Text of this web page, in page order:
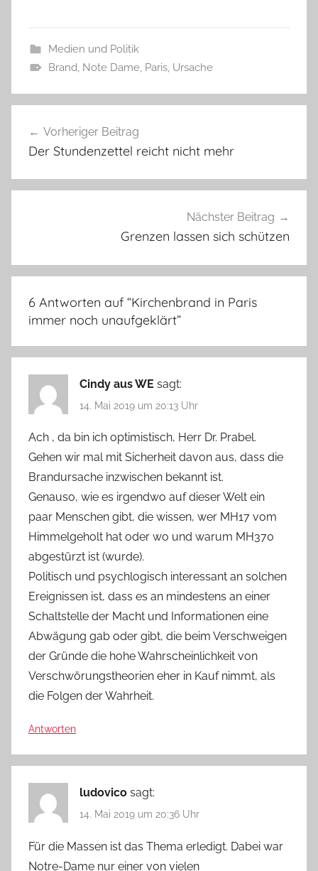
Medien und Politik
Brand, Note Dame, Paris, Ursache
Vorheriger Beitrag
Der Stundenzettel reicht nicht mehr
Nächster Beitrag
Grenzen lassen sich schützen
6 Antworten auf “Kirchenbrand in Paris
immer noch unaufgeklärt”
Cindy aus WE sagt:
14. Mai 2019 um 20:13 Uhr
Ach , da bin ich optimistisch, Herr Dr. Prabel.
Gehen wir mal mit Sicherheit davon aus, dass die
Brandursache inzwischen bekannt ist.
Genauso, wie es irgendwo auf dieser Welt ein
paar Menschen gibt, die wissen, wer MH17 vom
Himmelgeholt hat oder wo und warum MH370
abgestürzt ist (wurde).
Politisch und psychlogisch interessant an solchen
Ereignissen ist, dass es an mindestens an einer
Schaltstelle der Macht und Informationen eine
Abwägung gab oder gibt, die beim Verschweigen
der Gründe die hohe Wahrscheinlichkeit von
Verschwörungstheorien eher in Kauf nimmt, als
die Folgen der Wahrheit.
Antworten
ludovico sagt:
14. Mai 2019 um 20:36 Uhr
Für die Massen ist das Thema erledigt. Dabei war
Notre-Dame nur einer von vielen